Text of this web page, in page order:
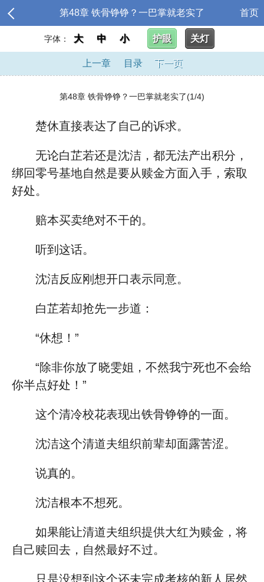
第48章 铁骨铮铮？一巴掌就老实了 首页
字体： 大 中 小 护眼 关灯
上一章 目录 下一页
第48章 铁骨铮铮？一巴掌就老实了(1/4)
楚休直接表达了自己的诉求。
无论白芷若还是沈洁，都无法产出积分，
绑回零号基地自然是要从赎金方面入手，索取
好处。
赔本买卖绝对不干的。
听到这话。
沈洁反应刚想开口表示同意。
白芷若却抢先一步道：
“休想！”
“除非你放了晓雯姐，不然我宁死也不会给
你半点好处！”
这个清冷校花表现出铁骨铮铮的一面。
沈洁这个清道夫组织前辈却面露苦涩。
说真的。
沈洁根本不想死。
如果能让清道夫组织提供大红为赎金，将
自己赎回去，自然最好不过。
只是没想到这个还未完成考核的新人居然